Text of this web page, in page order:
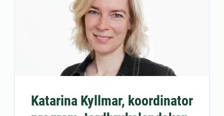
Katarina Kyllmar, koordinator